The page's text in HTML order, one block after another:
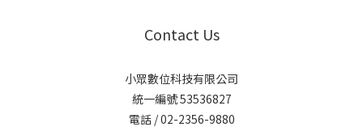
Contact Us
小眾數位科技有限公司
統一編號 53536827
電話 / 02-2356-9880